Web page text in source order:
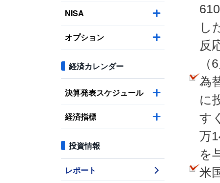
NISA
オプション
経済カレンダー
決算発表スケジュール
経済指標
投資情報
レポート
し
反
為
に
す
万
を
米